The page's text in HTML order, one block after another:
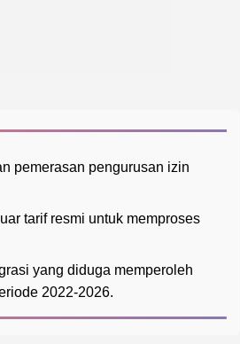
pemerasan pengurusan izin
tarif resmi untuk memproses
yang diduga memperoleh
2022-2026.